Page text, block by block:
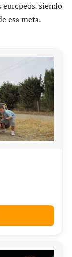
europeos, siendo
esa meta.